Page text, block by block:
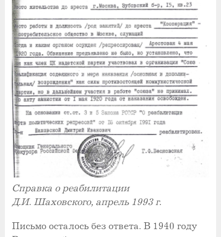
Справка о реабилитации
Д.И. Шаховского, апрель 1993 г.
Письмо осталось без ответа. В 1940 году